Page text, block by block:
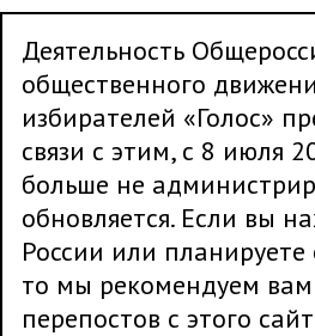
Деятельность
общественного
избирателей «Голос»
связи с этим, с 8 июля
больше не
обновляется. Если вы
России или
то мы рекомендуем
перепостов с этого